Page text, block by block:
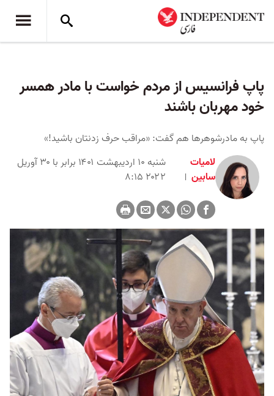
پاپ فرانسیس از مردم خواست با مادر همسر
خود مهربان باشند
پاپ به مادرشوهرها هم گفت: «مراقب حرف‌ زدنتان باشید!»
لامیات
سابین
شنبه ۱۰ اردیبهشت ۱۴۰۱ برابر با ۳۰ آوریل
۲۰۲۲ ۸:۱۵